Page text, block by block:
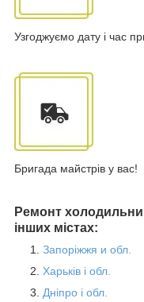
Узгоджуємо дату і час
Бригада майстрів у вас!
Ремонт
інших містах:
Запоріжжя и обл.
Харьків і обл.
Дніпро і обл.